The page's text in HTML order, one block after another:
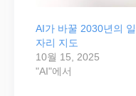
AI가 바꿀 2030년의 일
자리 지도
10월 15, 2025
"AI"에서